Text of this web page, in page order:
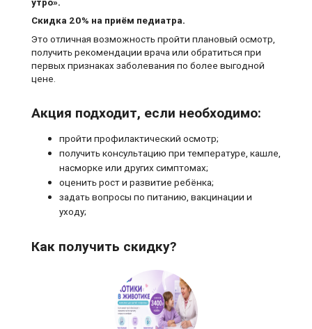
Скидка 20% на приём педиатра.
Это отличная возможность пройти плановый осмотр,
получить рекомендации врача или обратиться при
первых признаках заболевания по более выгодной
цене.
Акция подходит, если необходимо:
пройти профилактический осмотр;
получить консультацию при температуре, кашле,
насморке или других симптомах;
оценить рост и развитие ребёнка;
задать вопросы по питанию, вакцинации и
уходу;
Как получить скидку?